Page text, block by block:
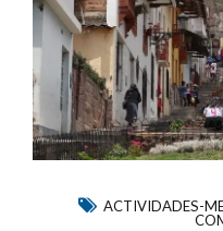
ACTIVIDADES-